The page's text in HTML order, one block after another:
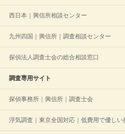
西日本｜興信所相談センター
九州四国｜興信所｜調査相談センター
探偵法人調査士会の総合相談窓口
調査専用サイト
探偵事務所｜興信所｜調査士会
浮気調査｜東京全国対応｜低費用で優しい